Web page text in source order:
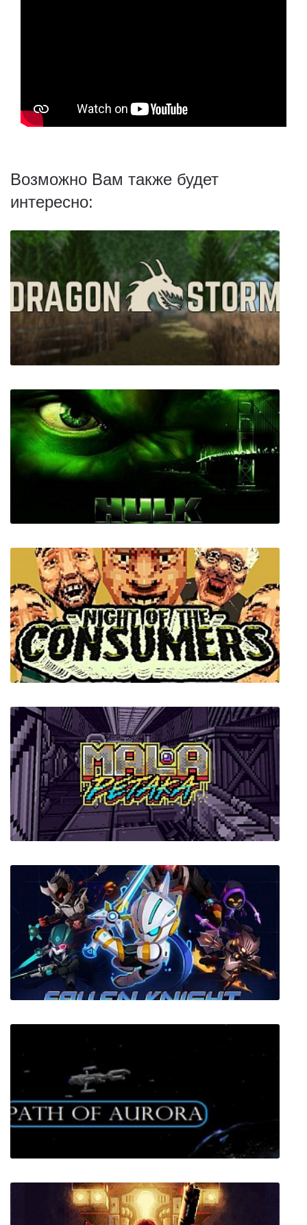
Возможно Вам также будет
интересно:
The Hulk (Халк)
Night of the Consumers
Mala Petaka
Fallen Knight